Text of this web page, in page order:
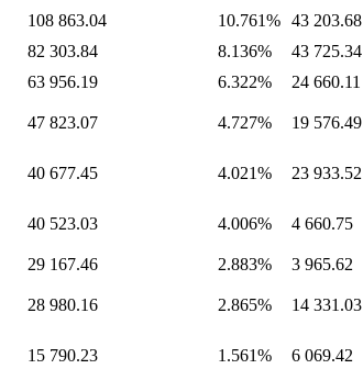
108 863.04 10.761% 43 203.68
82 303.84 8.136% 43 725.34
63 956.19 6.322% 24 660.11
47 823.07 4.727% 19 576.49
40 677.45 4.021% 23 933.52
40 523.03 4.006% 4 660.75
29 167.46 2.883% 3 965.62
28 980.16 2.865% 14 331.03
15 790.23 1.561% 6 069.42